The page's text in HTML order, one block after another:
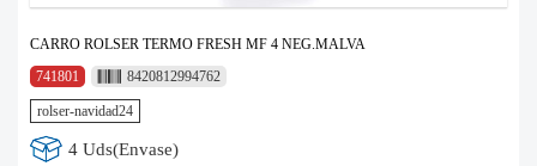
CARRO ROLSER TERMO FRESH MF 4 NEG.MALVA
741801
8420812994762
rolser-navidad24
4 Uds(Envase)